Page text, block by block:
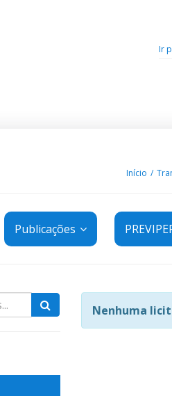
Ir
Início
Publicações
Nenhuma